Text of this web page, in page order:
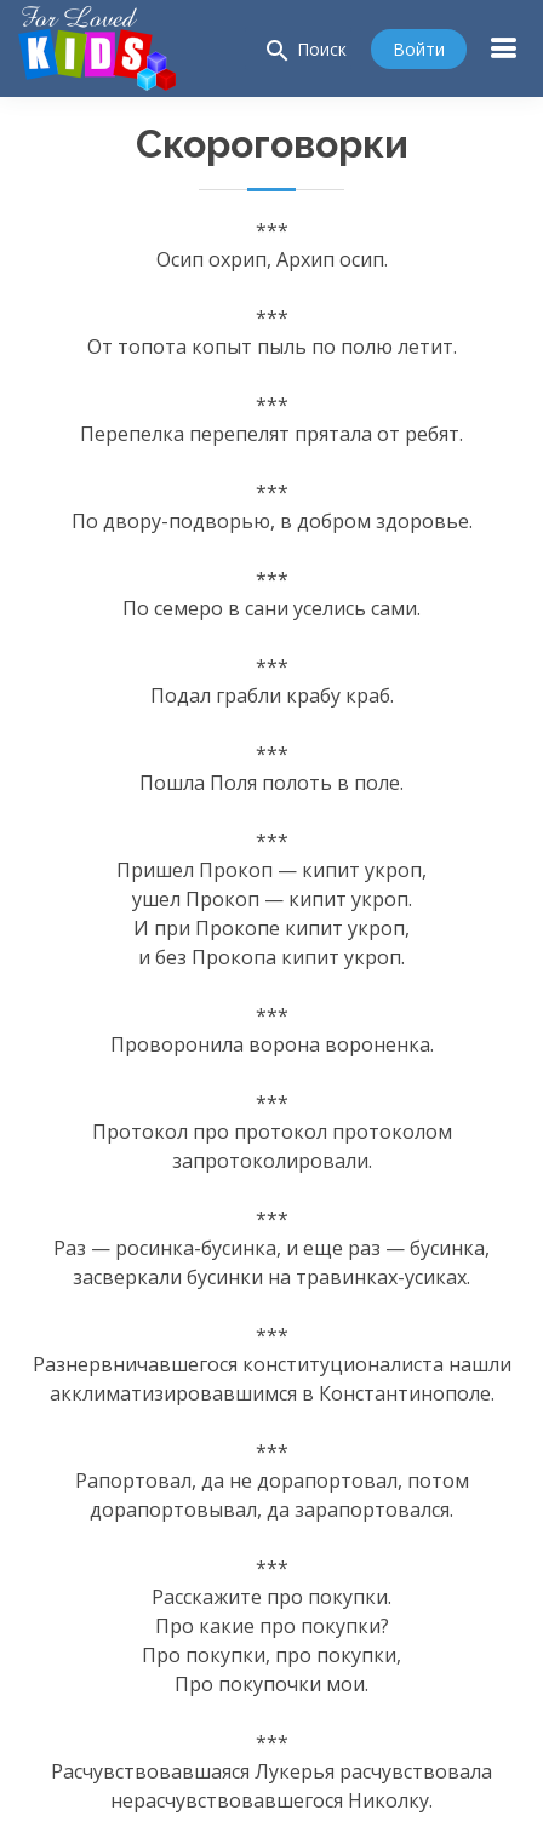
search Поиск Войти
Скороговорки
***
Осип охрип, Архип осип.
***
От топота копыт пыль по полю летит.
***
Перепелка перепелят прятала от ребят.
***
По двору-подворью, в добром здоровье.
***
По семеpо в сaни уселись сaми.
***
Подал грабли крабу краб.
***
Пошла Поля полоть в поле.
***
Пришел Прокоп — кипит укроп,
ушел Прокоп — кипит укроп.
И при Прокопе кипит укроп,
и без Прокопа кипит укроп.
***
Проворонила ворона вороненка.
***
Протокол про протокол протоколом
запротоколировали.
***
Раз — росинка-бусинка, и еще раз — бусинка,
засверкали бусинки на травинках-усиках.
***
Разнервничавшегося конституционалиста нашли
акклиматизировавшимся в Константинополе.
***
Рапортовал, да не дорапортовал, потом
дорапортовывал, да зарапортовался.
***
Расскажите про покупки.
Про какие про покупки?
Про покупки, про покупки,
Про покупочки мои.
***
Расчувствовавшаяся Лукерья расчувствовала
нерасчувствовавшегося Николку.